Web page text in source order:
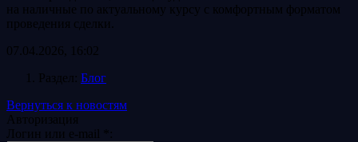
на наличные по актуальному курсу с комфортным форматом
проведения сделки.
07.04.2026, 16:02
Раздел: Блог
Вернуться к новостям
Авторизация
Логин или e-mail
: